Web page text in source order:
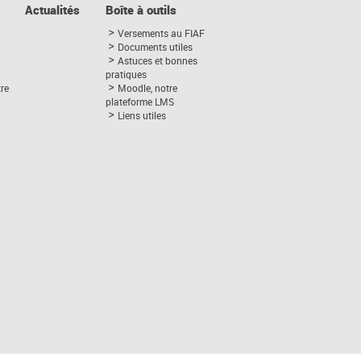
Actualités Boîte à outils
Versements au FIAF
Documents utiles
Astuces et bonnes
pratiques
Moodle, notre
plateforme LMS
Liens utiles